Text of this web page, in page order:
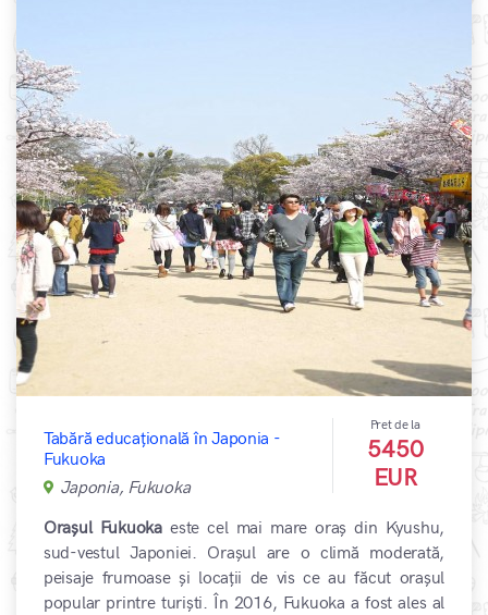
Tabără educațională în Japonia -
Fukuoka
Japonia, Fukuoka
Pret de la
5450
EUR
Orașul Fukuokaeste cel mai mare oraș din Kyushu,
sud-vestul Japoniei. Orașul are o climă moderată,
peisaje frumoase și locații de vis ce au făcut orașul
popular printre turiști. În 2016, Fukuoka a fost ales al